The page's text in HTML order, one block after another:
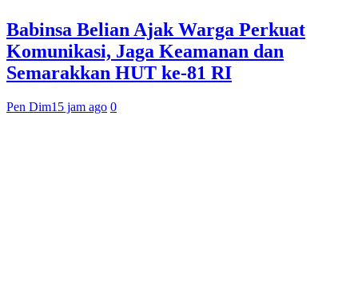
Babinsa Belian Ajak Warga Perkuat
Komunikasi, Jaga Keamanan dan
Semarakkan HUT ke-81 RI
Pen Dim15 jam ago 0